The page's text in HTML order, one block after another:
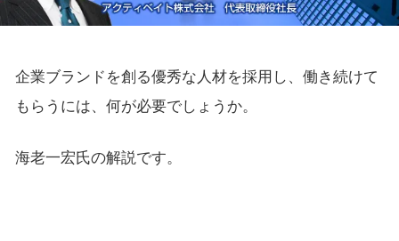
企業ブランドを創る優秀な人材を採用し、働き続けて
もらうには、何が必要でしょうか。
海老一宏氏の解説です。